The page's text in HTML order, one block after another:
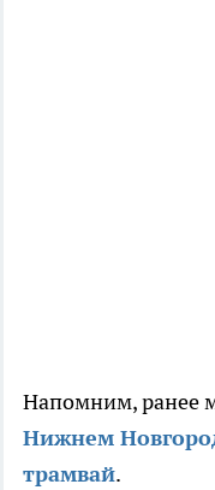
Напомним, ранее
Нижнем
трамвай.